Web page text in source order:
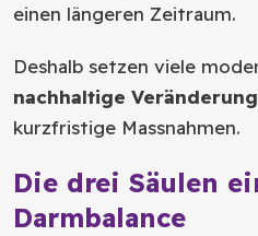
einen längeren Zeitraum.
Deshalb setzen viele
nachhaltige
kurzfristige Massnahmen.
Die drei Säulen
Darmbalance